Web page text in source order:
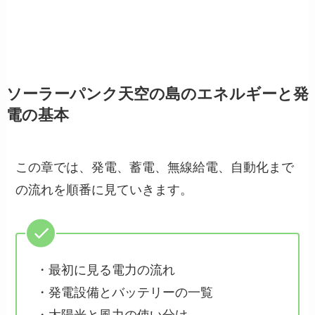
ソーラーパンク天空の島のエネルギーと発
電の基本
この章では、発電、蓄電、無線給電、自動化まで
の流れを順番に見ていきます。
・最初に見る電力の流れ
・発電設備とバッテリーの一覧